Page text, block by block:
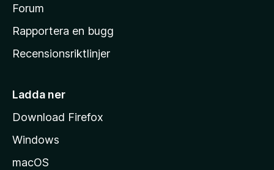
s
h
m
i
a
Forum
Rapportera en bugg
Recensionsriktlinjer
Ladda ner
Download Firefox
Windows
macOS